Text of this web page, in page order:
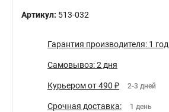
Артикул: 513-032
Гарантия производителя: 1 год
Самовывоз: 2 дня
Курьером от 490 ₽ 2-3 дней
Срочная доставка: 1 день